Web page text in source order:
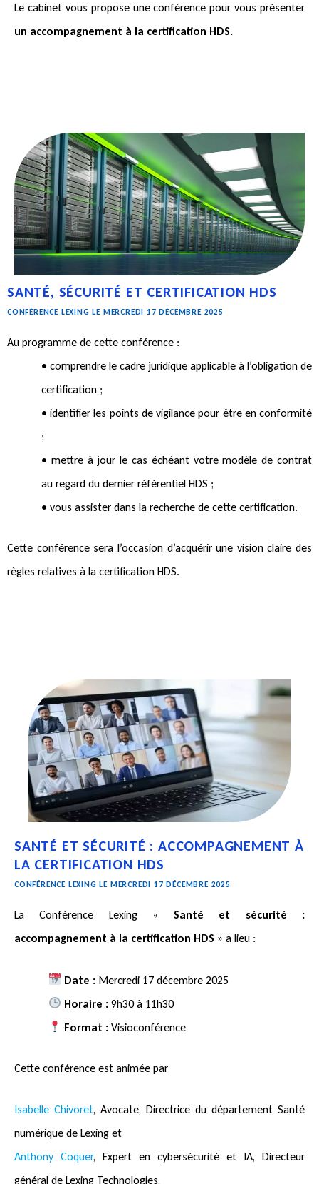
Le cabinet vous propose une conférence pour vous présenter
un accompagnement à la certification HDS.
SANTÉ, SÉCURITÉ ET CERTIFICATION HDS
CONFÉRENCE LEXING LE MERCREDI 17 DÉCEMBRE 2025
Au programme de cette conférence :
• comprendre le cadre juridique applicable à l’obligation de
certification ;
• identifier les points de vigilance pour être en conformité
;
• mettre à jour le cas échéant votre modèle de contrat
au regard du dernier référentiel HDS ;
• vous assister dans la recherche de cette certification.
Cette conférence sera l’occasion d’acquérir une vision claire des
règles relatives à la certification HDS.
SANTÉ ET SÉCURITÉ : ACCOMPAGNEMENT À
LA CERTIFICATION HDS
CONFÉRENCE LEXING LE MERCREDI 17 DÉCEMBRE 2025
La Conférence Lexing «Santé et sécurité :
accompagnement à la certification HDS » a lieu :
Date : Mercredi 17 décembre 2025
Horaire : 9h30 à 11h30
Format : Visioconférence
Cette conférence est animée par
Isabelle Chivoret, Avocate, Directrice du département Santé
numérique de Lexing et
Anthony Coquer, Expert en cybersécurité et IA, Directeur
général de Lexing Technologies,